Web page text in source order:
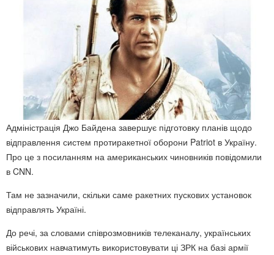
Адміністрація Джо Байдена завершує підготовку планів щодо
відправлення систем протиракетної оборони Patriot в Україну.
Про це з посиланням на американських чиновників повідомили
в CNN.
Там не зазначили, скільки саме ракетних пускових установок
відправлять Україні.
До речі, за словами співрозмовників телеканалу, українських
військових навчатимуть використовувати ці ЗРК на базі армії